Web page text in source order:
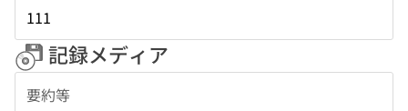
111
記録メディア
要約等